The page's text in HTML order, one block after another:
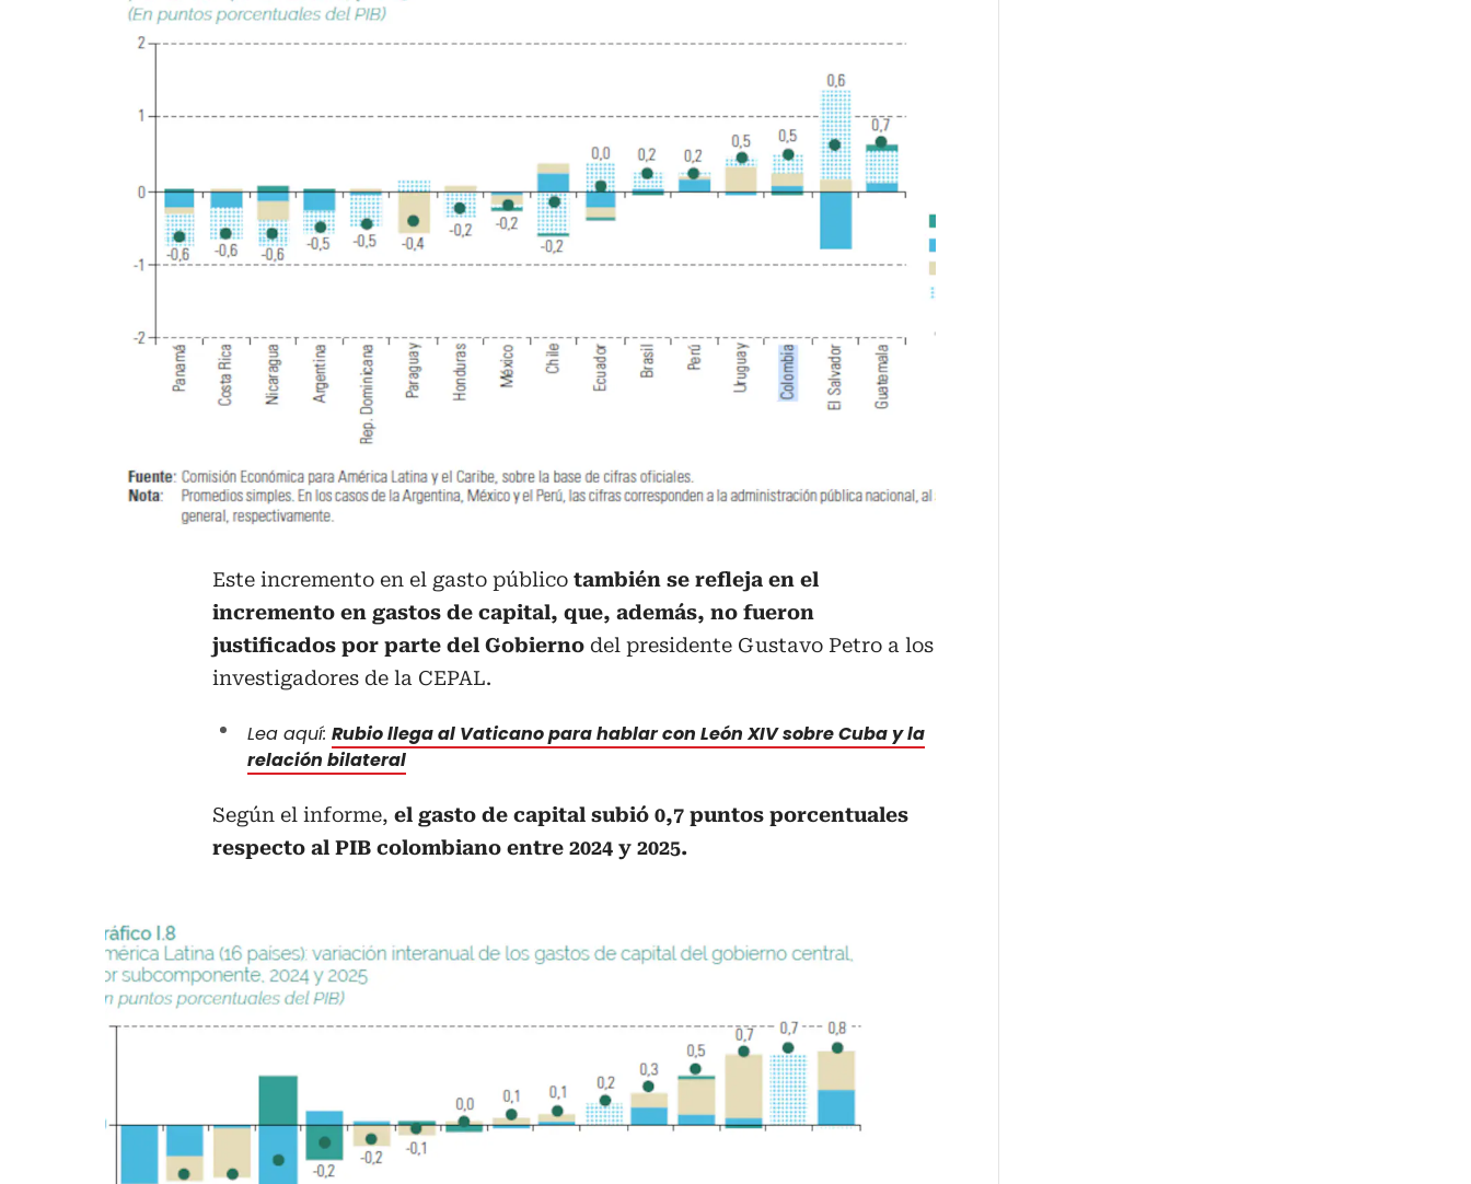
Este incremento en el gasto público también se refleja en el
incremento en gastos de capital, que, además, no fueron
justificados por parte del Gobierno del presidente Gustavo Petro a los
investigadores de la CEPAL.
Lea aquí: Rubio llega al Vaticano para hablar con León XIV sobre Cuba y la
relación bilateral
Según el informe, el gasto de capital subió 0,7 puntos porcentuales
respecto al PIB colombiano entre 2024 y 2025.